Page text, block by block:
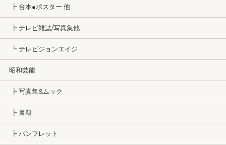
┣ 台本●ポスター 他
┣ テレビ雑誌/写真集他
┗ テレビジョンエイジ
昭和芸能
┣ 写真集&ムック
┣ 書籍
┣ パンフレット